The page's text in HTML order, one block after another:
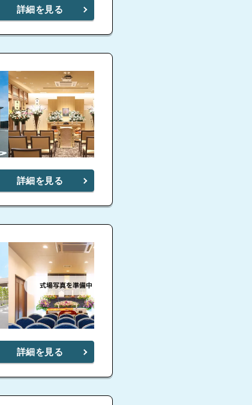
詳細を見る
詳細を見る
詳細を見る
家族葬のタクセル 北
名古屋